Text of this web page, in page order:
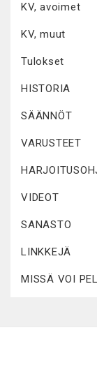
KV, avoimet
KV, muut
Tulokset
HISTORIA
SÄÄNNÖT
VARUSTEET
VIDEOT
SANASTO
LINKKEJÄ
MISSÄ VOI